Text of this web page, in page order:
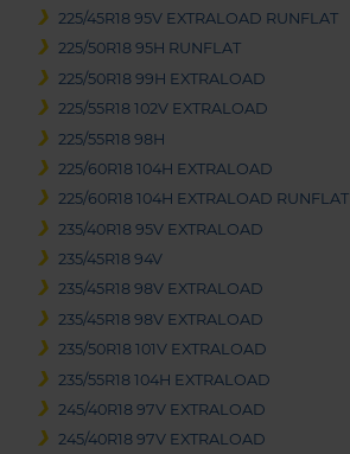
225/45R18 95V EXTRALOAD RUNFLAT
225/50R18 95H RUNFLAT
225/50R18 99H EXTRALOAD
225/55R18 102V EXTRALOAD
225/55R18 98H
225/60R18 104H EXTRALOAD
225/60R18 104H EXTRALOAD RUNFLAT
235/40R18 95V EXTRALOAD
235/45R18 94V
235/45R18 98V EXTRALOAD
235/45R18 98V EXTRALOAD
235/50R18 101V EXTRALOAD
235/55R18 104H EXTRALOAD
245/40R18 97V EXTRALOAD
245/40R18 97V EXTRALOAD